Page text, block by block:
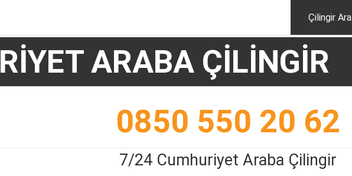
Çilingir Ara
ARABA ÇİLİNGİR
0850 550 20 62
7/24 Cumhuriyet Araba Çilingir